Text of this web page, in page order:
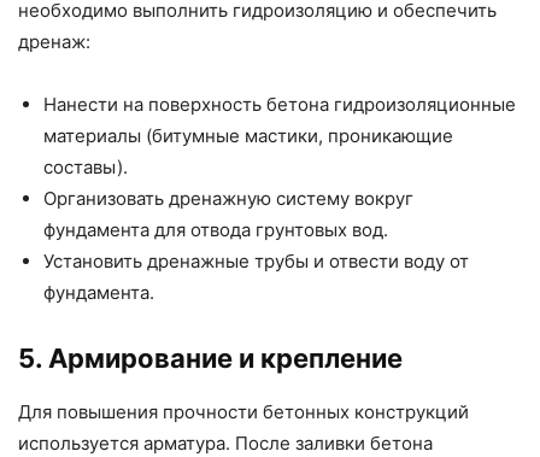
необходимо выполнить гидроизоляцию и обеспечить
дренаж:
Нанести на поверхность бетона гидроизоляционные
материалы (битумные мастики, проникающие
составы).
Организовать дренажную систему вокруг
фундамента для отвода грунтовых вод.
Установить дренажные трубы и отвести воду от
фундамента.
5. Армирование и крепление
Для повышения прочности бетонных конструкций
используется арматура. После заливки бетона